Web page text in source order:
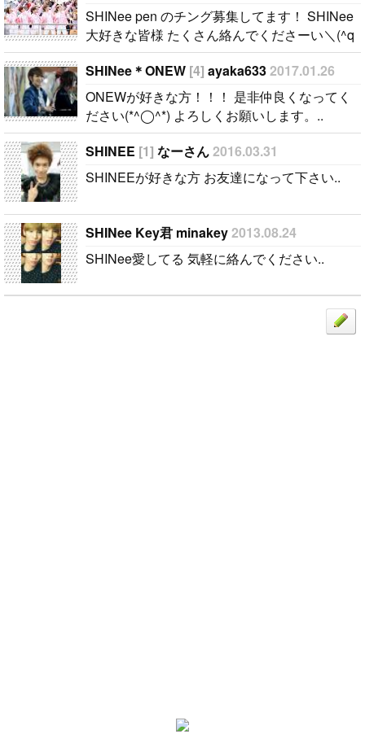
SHINee pen のチング募集してます！ SHINee
大好きな皆様 たくさん絡んでくださーい＼(^q
^)／..
SHINee＊ONEW [4] ayaka6332017.01.26
ONEWが好きな方！！！ 是非仲良くなってく
ださい(*^◯^*) よろしくお願いします。..
SHINEE [1] なーさん2016.03.31
SHINEEが好きな方 お友達になって下さい..
SHINee Key君 minakey2013.08.24
SHINee愛してる 気軽に絡んでください..